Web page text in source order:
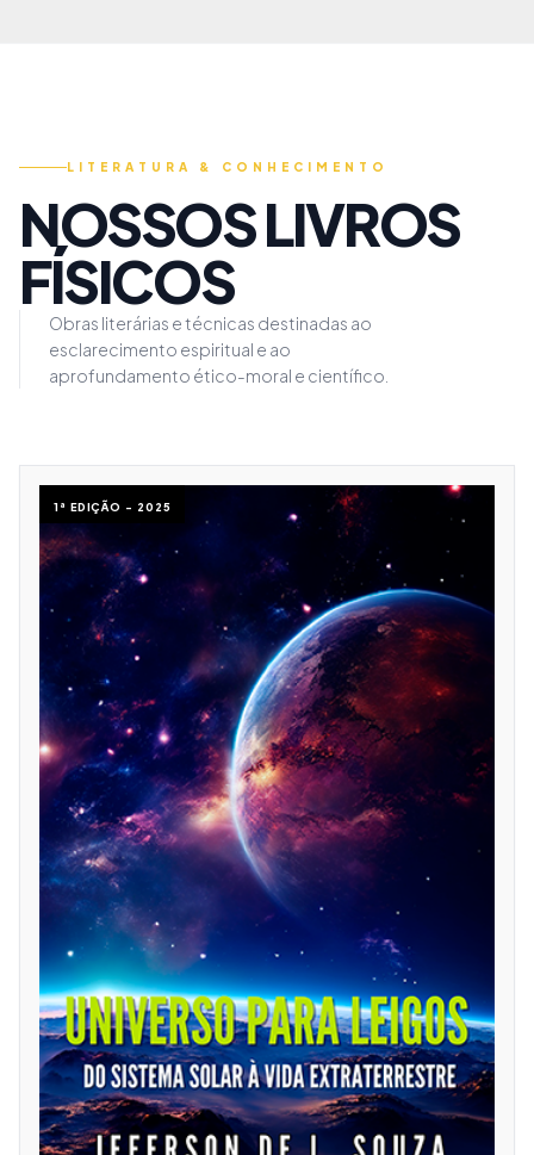
LITERATURA & CONHECIMENTO
NOSSOS LIVROS
FÍSICOS
Obras literárias e técnicas destinadas ao
esclarecimento espiritual e ao
aprofundamento ético-moral e científico.
1ª EDIÇÃO - 2025